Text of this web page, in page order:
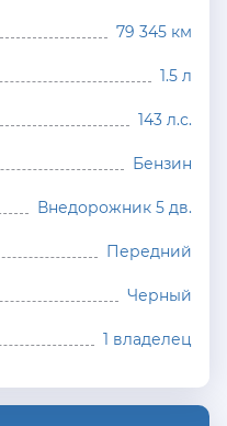
79 345 км
1.5 л
143 л.с.
Бензин
Внедорожник 5 дв.
Передний
Черный
1 владелец